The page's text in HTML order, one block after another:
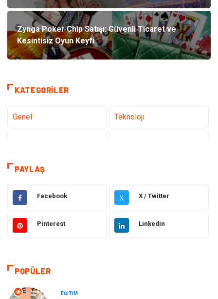
Zynga Poker Chip Satışı: Güvenli Ticaret ve
Kesintisiz Oyun Keyfi
KATEGORILER
Genel Teknoloji
Dekorasyon
Bakım Güzellik Elektrik Elektronik
Hukuk Tatil
Bilgisayar & Yazılım
Yemek
PAYLAŞ
Facebook X X / Twitter
Pinterest Linkedin
POPÜLER
EĞITIM